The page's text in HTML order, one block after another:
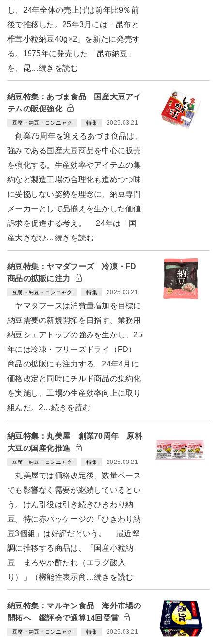
し、24年全体の売上げは前年比9％前
後で推移した。25年3月には「昆布と
椎茸小粒納豆40g×2」を新たに発売す
る。1975年に発売した「昆布納豆」
を、昆…続きを読む
納豆特集：あづま食品 国産大豆アイ
テムの販促強化
豆腐・納豆・コンニャク 特集 2025.03.21
創業75周年を迎えるあづま食品は、
強みである国産大豆商品を中心に販売
を強化する。生産効率やアイテムの集
約など製造工場の合理化も進めつつ味
に妥協しない姿勢を理念に、納豆専門
メーカーとして品揃えを生かした価値
訴求を促進する考え。 24年は「国
産大きなひ…続きを読む
納豆特集：ヤマダフーズ 冷凍・FD
商品の拡販に注力
豆腐・納豆・コンニャク 特集 2025.03.21
ヤマダフーズは消費量増加を目標に
納豆需要の新規開拓を目指す。業務用
納豆シェアトップの強みを生かし、25
年には冷凍・フリーズドライ（FD）
商品の拡販にも注力する。24年4月に
価格改定と同時にチルド商品の集約化
を実施し、工場の生産効率向上に取り
組んだ。2…続きを読む
納豆特集：丸美屋 創業70周年 原料
大豆の国産化推進
豆腐・納豆・コンニャク 特集 2025.03.21
丸美屋では価格改定後、数量ベース
でも影響なく需要が継続しているとい
う。けん引役は引き続きひきわり納
豆。特に赤パッケージの「ひきわり納
豆3個組」は好評だという。 最近堅
調に推移する商品は、「国産小粒納
豆 まろやか酢たれ（エラグ酸入
り）」（機能性表示商…続きを読む
納豆特集：マルキン食品 海外市場の
開拓へ 鑑評会で通算14回受賞
豆腐・納豆・コンニャク 特集 2025.03.21